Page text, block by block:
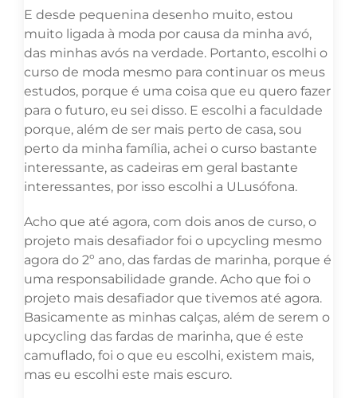
E desde pequenina desenho muito, estou
muito ligada à moda por causa da minha avó,
das minhas avós na verdade. Portanto, escolhi o
curso de moda mesmo para continuar os meus
estudos, porque é uma coisa que eu quero fazer
para o futuro, eu sei disso. E escolhi a faculdade
porque, além de ser mais perto de casa, sou
perto da minha família, achei o curso bastante
interessante, as cadeiras em geral bastante
interessantes, por isso escolhi a ULusófona.
Acho que até agora, com dois anos de curso, o
projeto mais desafiador foi o upcycling mesmo
agora do 2º ano, das fardas de marinha, porque é
uma responsabilidade grande. Acho que foi o
projeto mais desafiador que tivemos até agora.
Basicamente as minhas calças, além de serem o
upcycling das fardas de marinha, que é este
camuflado, foi o que eu escolhi, existem mais,
mas eu escolhi este mais escuro.